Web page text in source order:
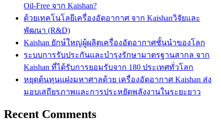
Oil-Free จาก Kaishan?
ด้วยเทคโนโลยีเครื่องอัดอากาศ จาก Kaishanวิจัยและ
พัฒนา (R&D)
Kaishan ยักษ์ใหญ่ผู้ผลิตเครื่องอัดอากาศชั้นนำของโลก
ระบบการรับประกันและบำรุงรักษามาตรฐานสากล จาก
Kaishan ที่ได้รับการยอมรับจาก 180 ประเทศทั่วโลก
หยุดต้นทุนแฝงมหาศาลด้วย เครื่องอัดอากาศ Kaishan ส่ง
มอบเสถียรภาพและการประหยัดพลังงานในระยะยาว
Recent Comments